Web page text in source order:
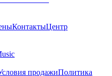
КонтактыЦентр
продажиПолитика